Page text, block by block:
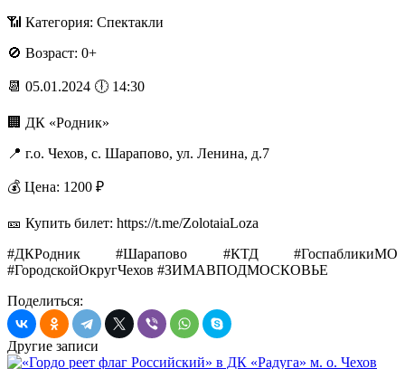
📶 Категория: Спектакли
🚫 Возраст: 0+
📆 05.01.2024 🕕 14:30
🏢 ДК «Родник»
📍 г.о. Чехов, с. Шарапово, ул. Ленина, д.7
💰 Цена: 1200 ₽
🎫 Купить билет: https://t.me/ZolotaiaLoza
#ДКРодник #Шарапово #КТД #ГоспабликиМО
#ГородскойОкругЧехов #ЗИМАВПОДМОСКОВЬЕ
Поделиться:
Другие записи